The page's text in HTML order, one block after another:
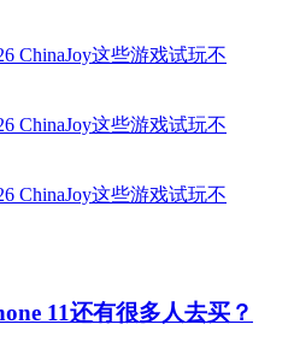
11还有很多人去买？